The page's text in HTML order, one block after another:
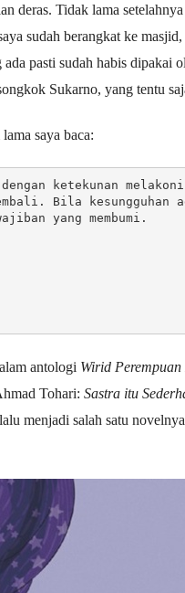
deras. Tidak lama
sudah berangkat ke
pasti sudah habis dipakai
Sukarno, yang tentu
saya baca:
ketekunan
Bila kesungguhan
yang membumi.
antologi Wirid
Tohari: Sastra itu
menjadi salah satu